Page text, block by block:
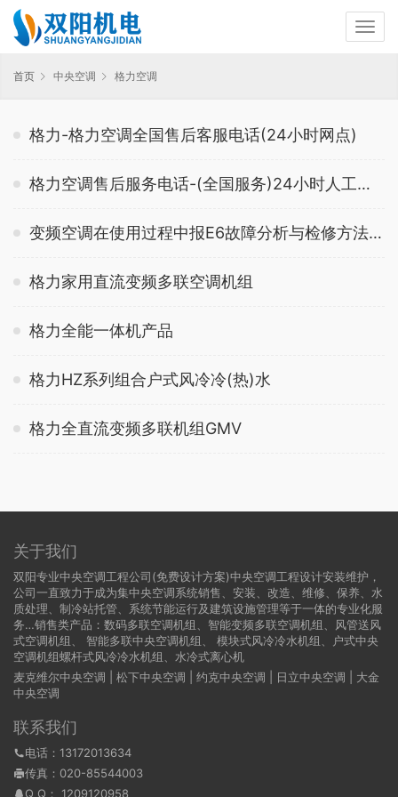
首页 中央空调 格力空调
格力-格力空调全国售后客服电话(24小时网点)
格力空调售后服务电话-(全国服务)24小时人工客服中心
变频空调在使用过程中报E6故障分析与检修方法（格力空调维修）
格力家用直流变频多联空调机组
格力全能一体机产品
格力HZ系列组合户式风冷冷(热)水
格力全直流变频多联机组GMV
关于我们
双阳专业中央空调工程公司(免费设计方案)中央空调工程设计安装维护，
公司一直致力于成为集中央空调系统销售、安装、改造、维修、保养、水
质处理、制冷站托管、系统节能运行及建筑设施管理等于一体的专业化服
务…销售类产品：数码多联空调机组、智能变频多联空调机组、风管送风
式空调机组、 智能多联中央空调机组、 模块式风冷冷水机组、户式中央
空调机组螺杆式风冷冷水机组、水冷式离心机
麦克维尔中央空调
松下中央空调 约克中央空调 日立中央空调
大金
中央空调
联系我们
电话：13172013634
传真：020-85544003
Q Q： 1209120958